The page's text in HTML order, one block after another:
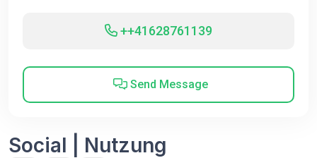
++41628761139
Send Message
Social | Nutzung